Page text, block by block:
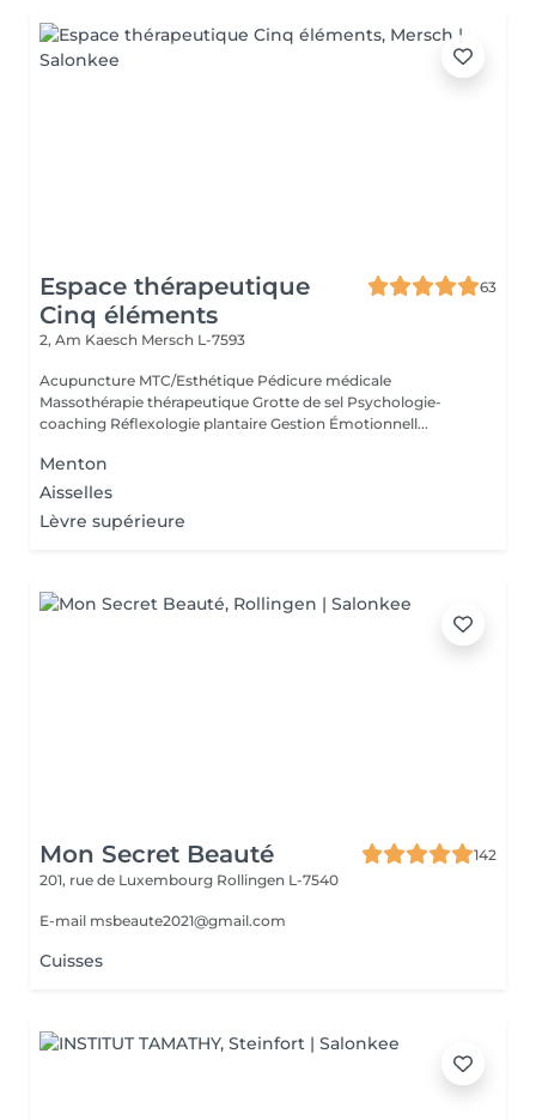
Espace thérapeutique
Cinq éléments
63
2, Am Kaesch Mersch L-7593
Acupuncture MTC/Esthétique Pédicure médicale
Massothérapie thérapeutique Grotte de sel Psychologie-
coaching Réflexologie plantaire Gestion Émotionnell...
Menton
Aisselles
Lèvre supérieure
Mon Secret Beauté
142
201, rue de Luxembourg Rollingen L-7540
E-mail msbeaute2021@gmail.com
Cuisses